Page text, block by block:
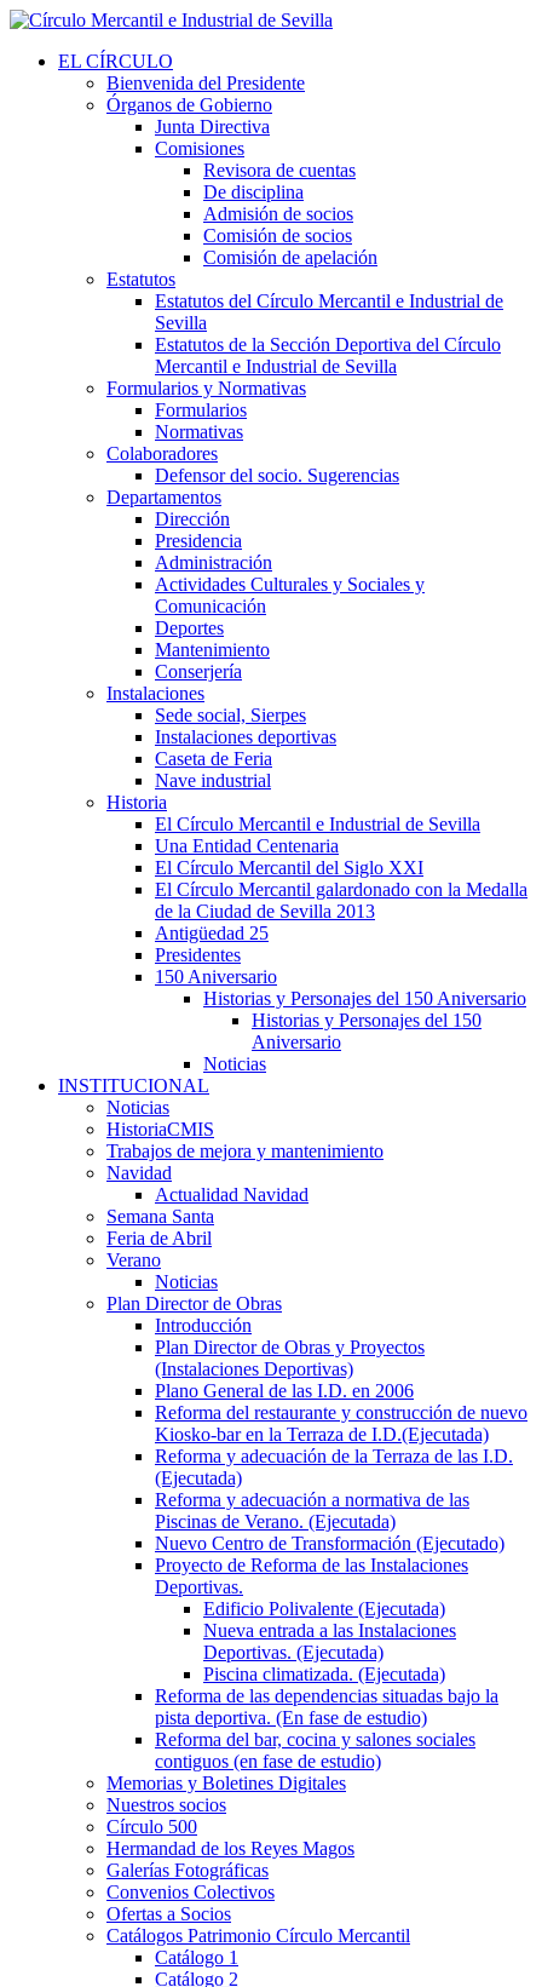
EL CÍRCULO
Bienvenida del Presidente
Órganos de Gobierno
Junta Directiva
Comisiones
Revisora de cuentas
De disciplina
Admisión de socios
Comisión de socios
Comisión de apelación
Estatutos
Estatutos del Círculo Mercantil e Industrial de
Sevilla
Estatutos de la Sección Deportiva del Círculo
Mercantil e Industrial de Sevilla
Formularios y Normativas
Formularios
Normativas
Colaboradores
Defensor del socio. Sugerencias
Departamentos
Dirección
Presidencia
Administración
Actividades Culturales y Sociales y
Comunicación
Deportes
Mantenimiento
Conserjería
Instalaciones
Sede social, Sierpes
Instalaciones deportivas
Caseta de Feria
Nave industrial
Historia
El Círculo Mercantil e Industrial de Sevilla
Una Entidad Centenaria
El Círculo Mercantil del Siglo XXI
El Círculo Mercantil galardonado con la Medalla
de la Ciudad de Sevilla 2013
Antigüedad 25
Presidentes
150 Aniversario
Historias y Personajes del 150 Aniversario
Historias y Personajes del 150
Aniversario
Noticias
INSTITUCIONAL
Noticias
HistoriaCMIS
Trabajos de mejora y mantenimiento
Navidad
Actualidad Navidad
Semana Santa
Feria de Abril
Verano
Noticias
Plan Director de Obras
Introducción
Plan Director de Obras y Proyectos
(Instalaciones Deportivas)
Plano General de las I.D. en 2006
Reforma del restaurante y construcción de nuevo
Kiosko-bar en la Terraza de I.D.(Ejecutada)
Reforma y adecuación de la Terraza de las I.D.
(Ejecutada)
Reforma y adecuación a normativa de las
Piscinas de Verano. (Ejecutada)
Nuevo Centro de Transformación (Ejecutado)
Proyecto de Reforma de las Instalaciones
Deportivas.
Edificio Polivalente (Ejecutada)
Nueva entrada a las Instalaciones
Deportivas. (Ejecutada)
Piscina climatizada. (Ejecutada)
Reforma de las dependencias situadas bajo la
pista deportiva. (En fase de estudio)
Reforma del bar, cocina y salones sociales
contiguos (en fase de estudio)
Memorias y Boletines Digitales
Nuestros socios
Círculo 500
Hermandad de los Reyes Magos
Galerías Fotográficas
Convenios Colectivos
Ofertas a Socios
Catálogos Patrimonio Círculo Mercantil
Catálogo 1
Catálogo 2